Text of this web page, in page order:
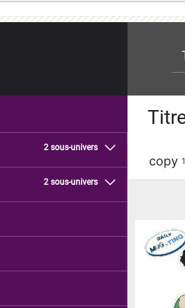
2 sous-univers
2 sous-univers
copy